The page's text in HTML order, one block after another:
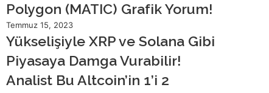
Polygon (MATIC) Grafik Yorum!
Temmuz 15, 2023
Yükselişiyle XRP ve Solana Gibi
Piyasaya Damga Vurabilir!
Analist Bu Altcoin’in 1’i 2